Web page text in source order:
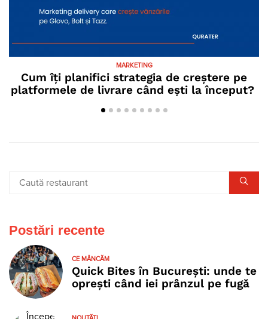
MARKETING
Cum îți planifici strategia de creștere pe
platformele de livrare când ești la început?
Postări recente
CE MÂNCĂM
Quick Bites în București: unde te
oprești când iei prânzul pe fugă